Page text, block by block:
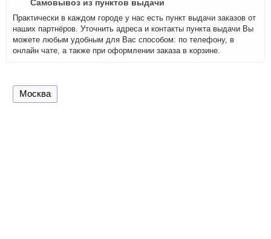
Самовывоз из пунктов выдачи
Практически в каждом городе у нас есть пункт выдачи заказов от
наших партнёров. Уточнить адреса и контакты пункта выдачи Вы
можете любым удобным для Вас способом: по телефону, в
онлайн чате, а также при оформлении заказа в корзине.
Москва